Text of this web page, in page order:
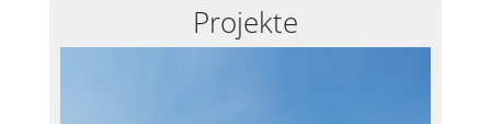
Projekte